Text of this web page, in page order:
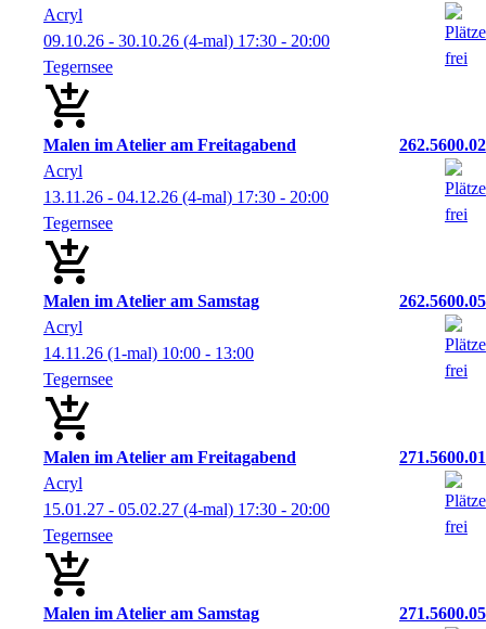
Acryl
09.10.26 - 30.10.26 (4-mal) 17:30 - 20:00
Tegernsee
Malen im Atelier am Freitagabend
262.5600.02
Acryl
13.11.26 - 04.12.26 (4-mal) 17:30 - 20:00
Tegernsee
Malen im Atelier am Samstag
262.5600.05
Acryl
14.11.26 (1-mal) 10:00 - 13:00
Tegernsee
Malen im Atelier am Freitagabend
271.5600.01
Acryl
15.01.27 - 05.02.27 (4-mal) 17:30 - 20:00
Tegernsee
Malen im Atelier am Samstag
271.5600.05